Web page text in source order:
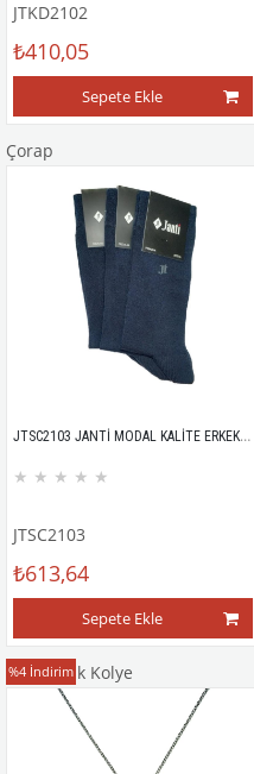
JTKD2102
₺410,05
Sepete Ekle
Çorap
JTSC2103 JANTİ MODAL KALİTE ERKEK ÇORAP 3'LÜ PAKET
★ ★ ★ ★ ★
JTSC2103
₺613,64
Sepete Ekle
Taşlı Çelik Kolye
%4 İndirim